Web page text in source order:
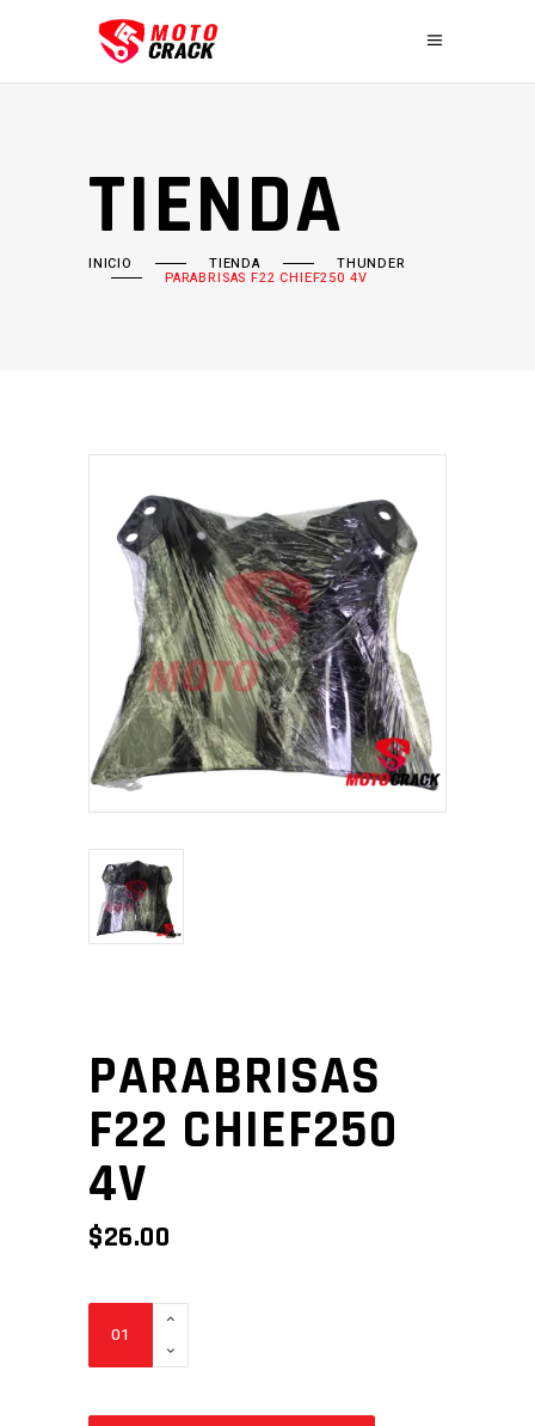
TIENDA
INICIO TIENDA THUNDER
PARABRISAS F22 CHIEF250 4V
PARABRISAS
F22 CHIEF250
4V
$26.00
PARABRISAS
4V